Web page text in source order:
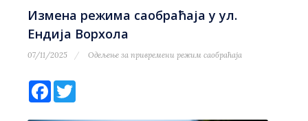
Измена режима саобраћаја у ул.
Ендија Ворхола
07/11/2025 Одељење за привремени режим саобраћаја
Facebook